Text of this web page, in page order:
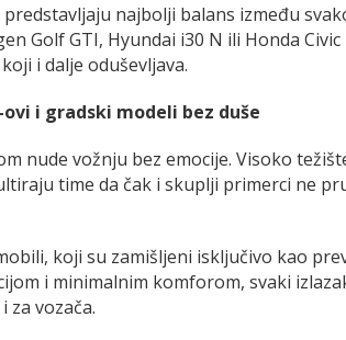
najbolji balans između
Golf GTI, Hyundai i30 N ili Honda Civic
i dalje oduševljava.
i gradski modeli bez duše
nude vožnju bez emocije. Visoko
time da čak i skuplji primerci ne
koji su zamišljeni isključivo kao
i minimalnim komforom, svaki
za vozača.